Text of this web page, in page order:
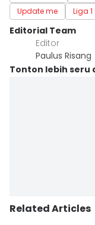
Update me
Liga
Editorial Team
Editor
Paulus Risang
Tonton lebih seru
Related Articles